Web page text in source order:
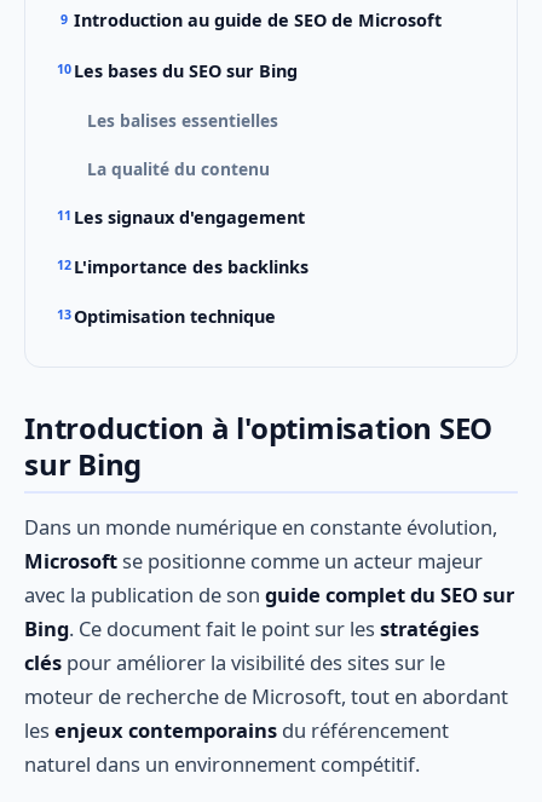
Introduction au guide de SEO de Microsoft
Les bases du SEO sur Bing
Les balises essentielles
La qualité du contenu
Les signaux d'engagement
L'importance des backlinks
Optimisation technique
Introduction à l'optimisation SEO
sur Bing
Dans un monde numérique en constante évolution,
Microsoftse positionne comme un acteur majeur
avec la publication de son guide complet du SEO sur
Bing. Ce document fait le point sur les stratégies
clés pour améliorer la visibilité des sites sur le
moteur de recherche de Microsoft, tout en abordant
les enjeux contemporains du référencement
naturel dans un environnement compétitif.